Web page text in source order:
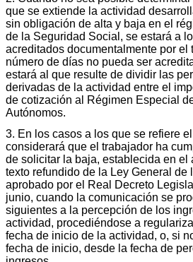
que se extiende la actividad
sin obligación de alta y baja en el
de la Seguridad Social, se estará a
acreditados documentalmente por el
número de días no pueda ser
estará al que resulte de dividir las
derivadas de la actividad entre el
de cotización al Régimen Especial
Autónomos.
3. En los casos a los que se refiere
considerará que el trabajador ha
de solicitar la baja, establecida en el
texto refundido de la Ley General de
aprobado por el Real Decreto
junio, cuando la comunicación se
siguientes a la percepción de los
actividad, procediéndose a
fecha de inicio de la actividad, o, si
fecha de inicio, desde la fecha de